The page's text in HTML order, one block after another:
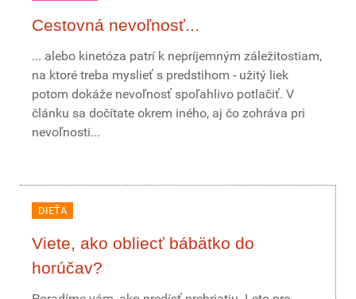
Cestovná nevoľnosť...
... alebo kinetóza patrí k nepríjemným záležitostiam,
na ktoré treba myslieť s predstihom - užitý liek
potom dokáže nevoľnosť spoľahlivo potlačiť. V
článku sa dočítate okrem iného, aj čo zohráva pri
nevoľnosti...
DIEŤA
Viete, ako obliecť bábätko do
horúčav?